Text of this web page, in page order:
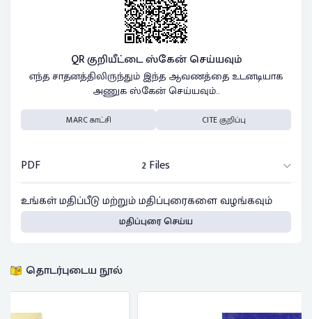
QR குறியீட்டை ஸ்கேன் செய்யவும்
எந்த சாதனத்திலிருந்தும் இந்த ஆவணத்தை உடனடியாக
அணுக ஸ்கேன் செய்யவும்..
MARC காட்சி CITE குறிப்பு
PDF
2 Files
உங்கள் மதிப்பீடு மற்றும் மதிப்புரைகளை வழங்கவும்
மதிப்புரை செய்ய
தொடர்புடைய நூல்